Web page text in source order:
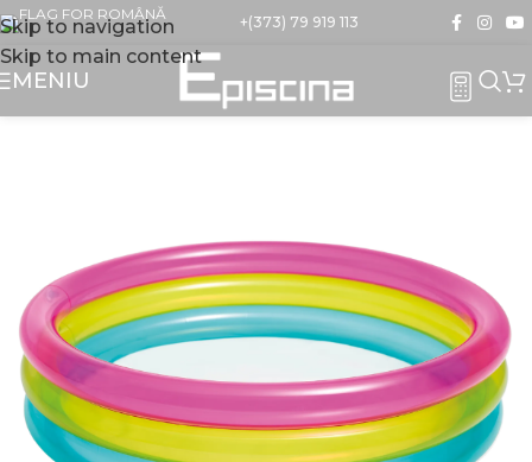
Skip to navigation
Skip to main content
+(373) 79 919 113
MENIU